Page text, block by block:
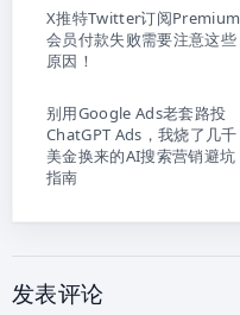
X推特Twitter订阅Premium
会员付款失败需要注意这些
原因！
别用Google Ads老套路投
ChatGPT Ads，我烧了几千
美金换来的AI搜索营销避坑
指南
发表评论